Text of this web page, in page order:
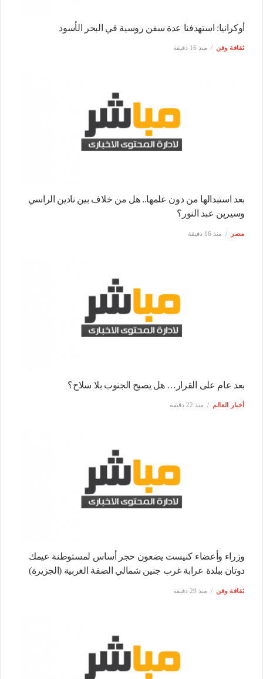
أوكرانيا: استهدفنا عدة سفن روسية في البحر الأسود
ثقافة وفن منذ 16 دقيقة
بعد استبدالها من دون علمها.. هل من خلاف بين نادين الراسي
وسيرين عبد النور؟
مصر منذ 16 دقيقة
بعد عام على القرار… هل يصبح الجنوب بلا سلاح؟
أخبار العالم منذ 22 دقيقة
وزراء وأعضاء كنيست يضعون حجر أساس لمستوطنة عيمك
دوتان ببلدة عرابة غرب جنين شمالي الضفة الغربية (الجزيرة)
ثقافة وفن منذ 29 دقيقة